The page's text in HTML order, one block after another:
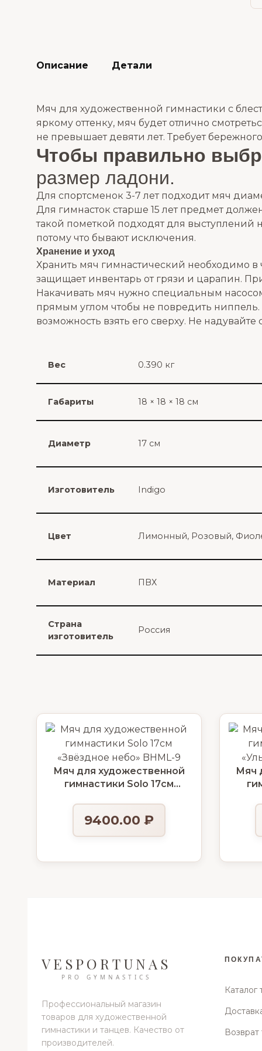
Описание Детали
Мяч для художественной гимнастики с
яркому оттенку, мяч будет отлично
не превышает девяти лет. Требует
Чтобы правильно
размер ладони.
Для спортсменок 3-7 лет подходит мяч
Для гимнасток старше 15 лет предмет
такой пометкой подходят для выступлений
потому что бывают исключения.
Хранение и уход
Хранить мяч гимнастический необходимо в
защищает инвентарь от грязи и царапин.
Накачивать мяч нужно специальным
прямым углом чтобы не повредить
возможность взять его сверху. Не
Вес 0.390 кг
Габариты 18 × 18 × 18 см
Диаметр 17 см
Изготовитель Indigo
Цвет Лимонный, Розовый,
Материал ПВХ
Страна
изготовитель
Россия
Мяч для художественной
гимнастики Solo 17см
9400.00 ₽
Мяч
VESPORTUNAS
PRO GYMNASTICS
Профессиональный магазин
товаров для художественной
гимнастики и танцев. Качество от
производителей.
Каталог
Возврат